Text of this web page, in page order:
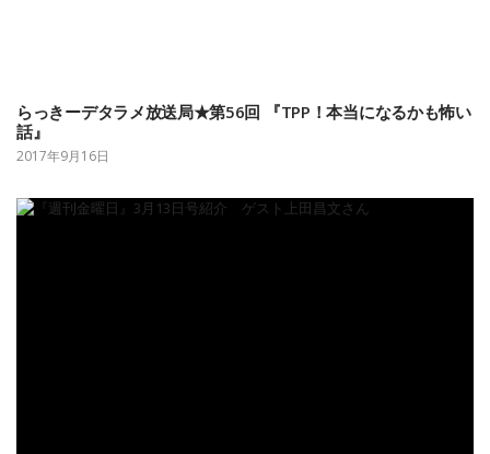
らっきーデタラメ放送局★第56回 『TPP！本当になるかも怖い
話』
2017年9月16日